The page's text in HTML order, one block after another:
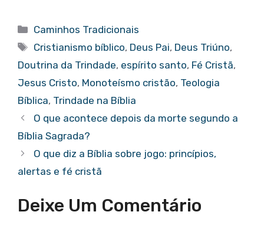
c
e
b
o
o
k
it
te
r
at
s
A
p
p
er
e
st
g
g
er
e
Categorias
Caminhos Tradicionais
Tags
Cristianismo bíblico, Deus Pai, Deus Triúno,
Doutrina da Trindade, espírito santo, Fé Cristã,
Jesus Cristo, Monoteísmo cristão, Teologia
Bíblica, Trindade na Bíblia
O que acontece depois da morte segundo a
Bíblia Sagrada?
O que diz a Bíblia sobre jogo: princípios,
alertas e fé cristã
Deixe Um Comentário